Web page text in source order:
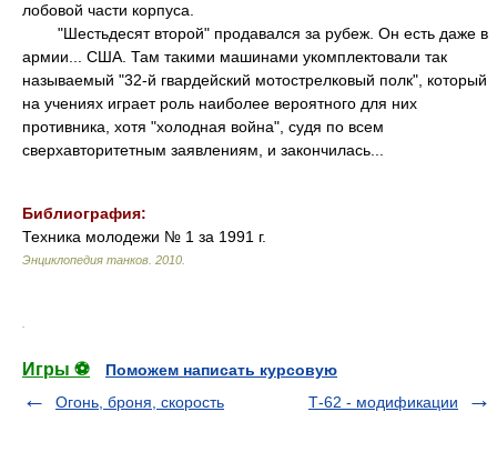
лобовой части корпуса.
"Шестьдесят второй" продавался за рубеж. Он есть даже в
армии... США. Там такими машинами укомплектовали так
называемый "32-й гвардейский мотострелковый полк", который
на учениях играет роль наиболее вероятного для них
противника, хотя "холодная война", судя по всем
сверхавторитетным заявлениям, и закончилась...
Библиография:
Техника молодежи № 1 за 1991 г.
Энциклопедия танков 2010
Игры ⚽
Поможем написать курсовую
Огонь, броня, скорость
Т-62 - модификации